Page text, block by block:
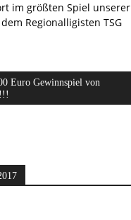
im größten Spiel unserer
Regionalligisten TSG
Euro Gewinnspiel von